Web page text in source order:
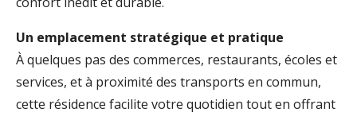
Un emplacement stratégique et pratique
À quelques pas des commerces, restaurants, écoles et
services, et à proximité des transports en commun,
cette résidence facilite votre quotidien tout en offrant